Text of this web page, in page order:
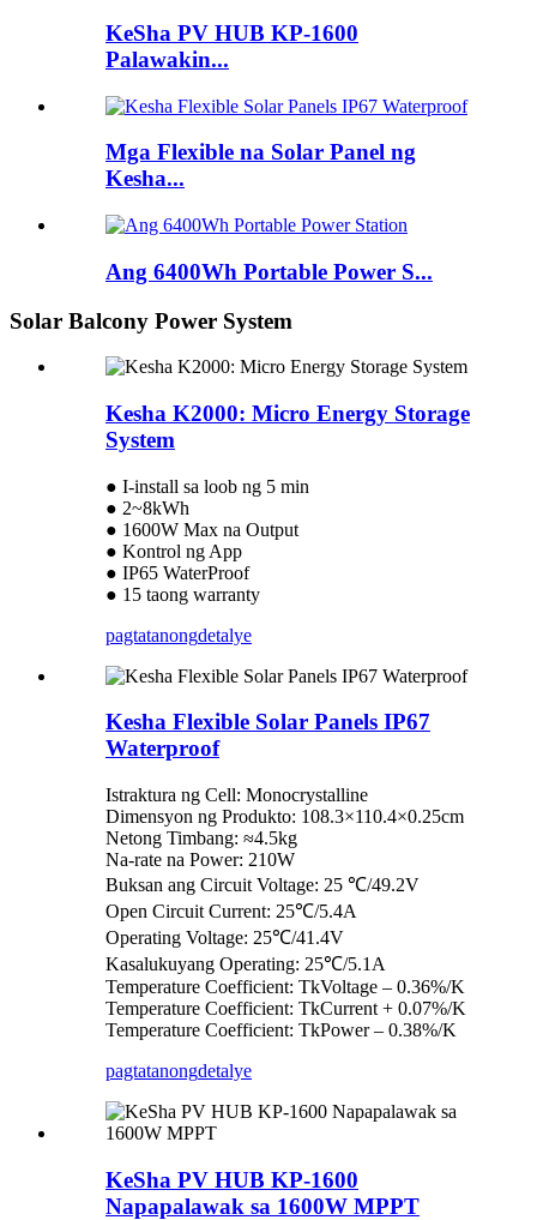
KeSha PV HUB KP-1600
Palawakin...
Mga Flexible na Solar Panel ng
Kesha...
Ang 6400Wh Portable Power S...
Solar Balcony Power System
Kesha K2000: Micro Energy Storage
System
● I-install sa loob ng 5 min
● 2~8kWh
● 1600W Max na Output
● Kontrol ng App
● IP65 WaterProof
● 15 taong warranty
pagtatanongdetalye
Kesha Flexible Solar Panels IP67
Waterproof
Istraktura ng Cell: Monocrystalline
Dimensyon ng Produkto: 108.3×110.4×0.25cm
Netong Timbang: ≈4.5kg
Na-rate na Power: 210W
Buksan ang Circuit Voltage: 25 ℃/49.2V
Open Circuit Current: 25℃/5.4A
Operating Voltage: 25℃/41.4V
Kasalukuyang Operating: 25℃/5.1A
Temperature Coefficient: TkVoltage – 0.36%/K
Temperature Coefficient: TkCurrent + 0.07%/K
Temperature Coefficient: TkPower – 0.38%/K
pagtatanongdetalye
KeSha PV HUB KP-1600
Napapalawak sa 1600W MPPT